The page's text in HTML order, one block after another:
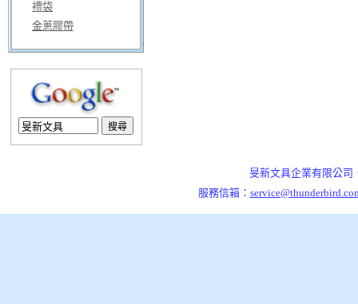
禮袋
金蔥膠帶
旻新文具企業有限公司
服務信箱：